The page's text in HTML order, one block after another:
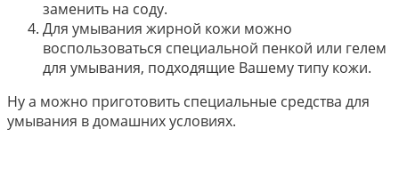
заменить на соду.
Для умывания жирной кожи можно
воспользоваться специальной пенкой или гелем
для умывания, подходящие Вашему типу кожи.
Ну а можно приготовить специальные средства для
умывания в домашних условиях.